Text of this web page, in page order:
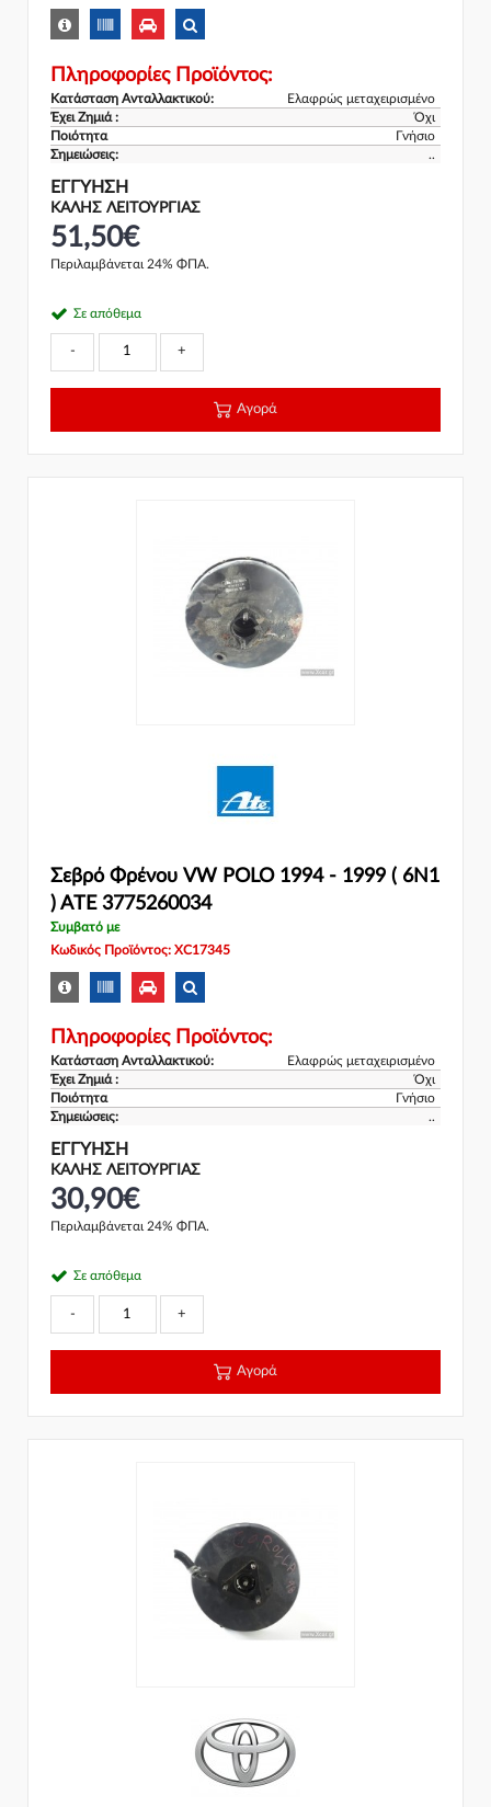
Πληροφορίες Προϊόντος:
Κατάσταση Ανταλλακτικού:
Ελαφρώς μεταχειρισμένο
Έχει Ζημιά :
Όχι
Ποιότητα
Γνήσιο
Σημειώσεις:
..
ΕΓΓΎΗΣΗ
ΚΑΛΗΣ ΛΕΙΤΟΥΡΓΙΑΣ
51,50€
Περιλαμβάνεται 24% ΦΠΑ.
Σε απόθεμα
- +
Αγορά
Σεβρό Φρένου VW POLO 1994 - 1999 ( 6N1
) ATE 3775260034
Συμβατό με
Κωδικός Προϊόντος: XC17345
Πληροφορίες Προϊόντος:
Κατάσταση Ανταλλακτικού:
Ελαφρώς μεταχειρισμένο
Έχει Ζημιά :
Όχι
Ποιότητα
Γνήσιο
Σημειώσεις:
..
ΕΓΓΎΗΣΗ
ΚΑΛΗΣ ΛΕΙΤΟΥΡΓΙΑΣ
30,90€
Περιλαμβάνεται 24% ΦΠΑ.
Σε απόθεμα
- +
Αγορά